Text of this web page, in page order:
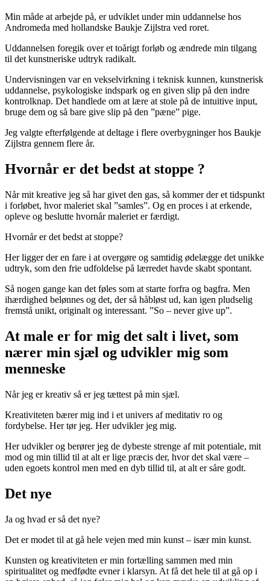
Min måde at arbejde på, er udviklet under min uddannelse hos
Andromeda med hollandske Baukje Zijlstra ved roret.
Uddannelsen foregik over et toårigt forløb og ændrede min tilgang
til det kunstneriske udtryk radikalt.
Undervisningen var en vekselvirkning i teknisk kunnen, kunstnerisk
uddannelse, psykologiske indspark og en given slip på den indre
kontrolknap. Det handlede om at lære at stole på de intuitive input,
bruge dem og så bare give slip på den ”pæne” pige.
Jeg valgte efterfølgende at deltage i flere overbygninger hos Baukje
Zijlstra gennem flere år.
Hvornår er det bedst at stoppe ?
Når mit kreative jeg så har givet den gas, så kommer der et tidspunkt
i forløbet, hvor maleriet skal ”samles”. Og en proces i at erkende,
opleve og beslutte hvornår maleriet er færdigt.
Hvornår er det bedst at stoppe?
Her ligger der en fare i at overgøre og samtidig ødelægge det unikke
udtryk, som den frie udfoldelse på lærredet havde skabt spontant.
Så nogen gange kan det føles som at starte forfra og bagfra. Men
ihærdighed belønnes og det, der så håbløst ud, kan igen pludselig
fremstå unikt, originalt og interessant. ”So – never give up”.
At male er for mig det salt i livet, som
nærer min sjæl og udvikler mig som
menneske
Når jeg er kreativ så er jeg tættest på min sjæl.
Kreativiteten bærer mig ind i et univers af meditativ ro og
fordybelse. Her tør jeg. Her udvikler jeg mig.
Her udvikler og berører jeg de dybeste strenge af mit potentiale, mit
mod og min tillid til at alt er lige præcis der, hvor det skal være –
uden egoets kontrol men med en dyb tillid til, at alt er såre godt.
Det nye
Ja og hvad er så det nye?
Det er modet til at gå hele vejen med min kunst – især min kunst.
Kunsten og kreativiteten er min fortælling sammen med min
spiritualitet og medfødte evner i klarsyn. At få det hele til at gå op i